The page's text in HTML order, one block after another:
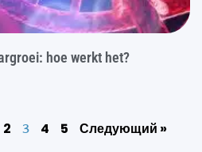
hoe werkt het?
2 3 4 5 Следующий »